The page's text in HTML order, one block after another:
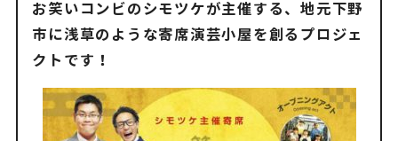
お笑いコンビのシモツケが主催する、地元下野
市に浅草のような寄席演芸小屋を創るプロジェ
クトです！